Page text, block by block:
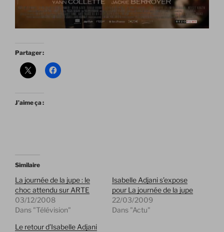
Partager :
J’aime ça :
Similaire
La journée de la jupe : le
choc attendu sur ARTE
03/12/2008
Dans "Télévision"
Isabelle Adjani s’expose
pour La journée de la jupe
22/03/2009
Dans "Actu"
Le retour d’Isabelle Adjani